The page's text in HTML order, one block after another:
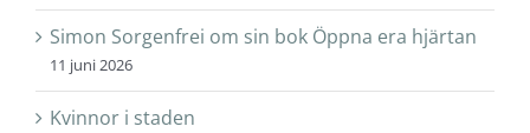
Simon Sorgenfrei om sin bok Öppna era hjärtan
11 juni 2026
Kvinnor i staden